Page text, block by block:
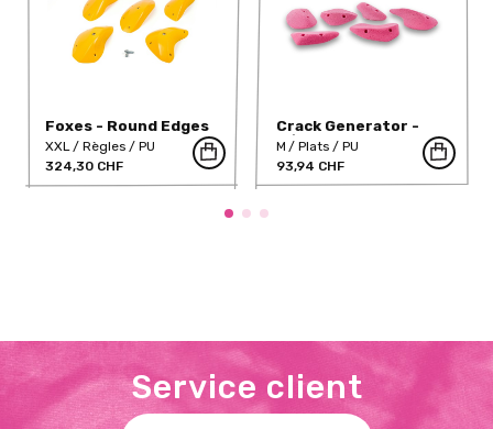
Foxes - Round Edges
XXL 1
XXL Règles
PU
324,30 CHF
Crack Generator -
S/WB-3-PU
M Plats
PU
93,94 CHF
Service client